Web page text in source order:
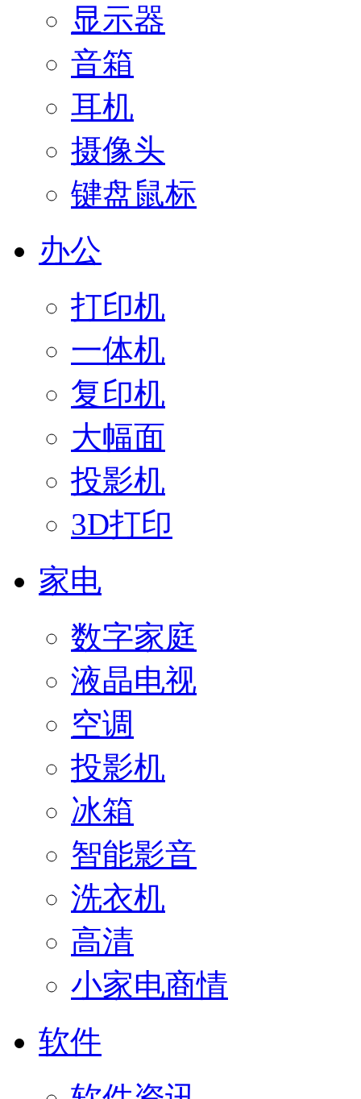
显示器
音箱
耳机
摄像头
键盘鼠标
办公
打印机
一体机
复印机
大幅面
投影机
3D打印
家电
数字家庭
液晶电视
空调
投影机
冰箱
智能影音
洗衣机
高清
小家电商情
软件